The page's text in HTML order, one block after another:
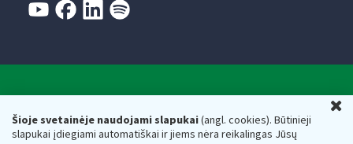
Šioje svetainėje naudojami slapukai(angl. cookies). Būtinieji
slapukai įdiegiami automatiškai ir jiems nėra reikalingas Jūsų
Respublikos finansų ministerijos